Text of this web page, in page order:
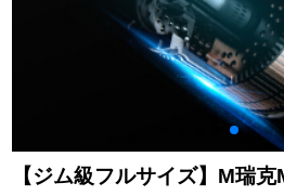
【ジム級フルサイズ】M瑞